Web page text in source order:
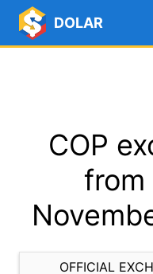
DOLAR
COP
from
OFFICIAL